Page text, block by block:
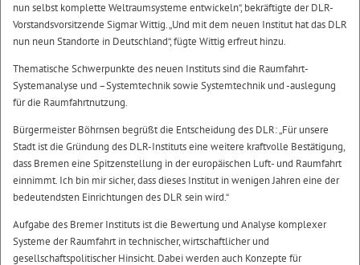
nun selbst komplette Weltraumsysteme entwickeln“, bekräftigte der DLR-
Vorstandsvorsitzende Sigmar Wittig. „Und mit dem neuen Institut hat das DLR
nun neun Standorte in Deutschland“, fügte Wittig erfreut hinzu.
Thematische Schwerpunkte des neuen Instituts sind die Raumfahrt-
Systemanalyse und –Systemtechnik sowie Systemtechnik und -auslegung
für die Raumfahrtnutzung.
Bürgermeister Böhrnsen begrüßt die Entscheidung des DLR: „Für unsere
Stadt ist die Gründung des DLR-Instituts eine weitere kraftvolle Bestätigung,
dass Bremen eine Spitzenstellung in der europäischen Luft- und Raumfahrt
einnimmt. Ich bin mir sicher, dass dieses Institut in wenigen Jahren eine der
bedeutendsten Einrichtungen des DLR sein wird.“
Aufgabe des Bremer Instituts ist die Bewertung und Analyse komplexer
Systeme der Raumfahrt in technischer, wirtschaftlicher und
gesellschaftspolitischer Hinsicht. Dabei werden auch Konzepte für